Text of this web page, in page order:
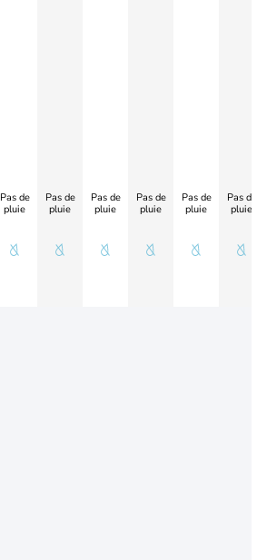
Pas de
pluie
Pas de
pluie
Pas de
pluie
Pas de
pluie
Pas de
pluie
Pas de
pluie